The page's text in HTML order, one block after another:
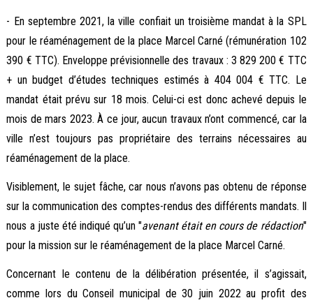
- En septembre 2021, la ville confiait un troisième mandat à la SPL
pour le réaménagement de la place Marcel Carné (rémunération 102
390 € TTC). Enveloppe prévisionnelle des travaux : 3 829 200 € TTC
+ un budget d’études techniques estimés à 404 004 € TTC. Le
mandat était prévu sur 18 mois. Celui-ci est donc achevé depuis le
mois de mars 2023. À ce jour, aucun travaux n’ont commencé, car la
ville n’est toujours pas propriétaire des terrains nécessaires au
réaménagement de la place.
Visiblement, le sujet fâche, car nous n’avons pas obtenu de réponse
sur la communication des comptes-rendus des différents mandats. Il
nous a juste été indiqué qu’un "avenant était en cours de rédaction"
pour la mission sur le réaménagement de la place Marcel Carné.
Concernant le contenu de la délibération présentée, il s’agissait,
comme lors du Conseil municipal de 30 juin 2022 au profit des